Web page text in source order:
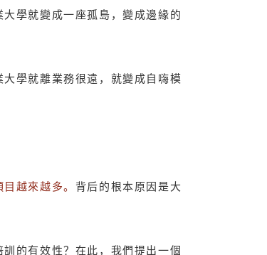
學就變成一座孤島，變成邊緣的
學就離業務很遠，就變成自嗨模
越來越多。 背后的根本原因是大
的有效性？在此，我們提出一個